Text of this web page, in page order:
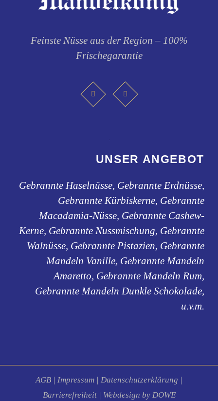
Feinste Nüsse aus der Region – 100%
Frischegarantie
UNSER ANGEBOT
Gebrannte Haselnüsse, Gebrannte Erdnüsse,
Gebrannte Kürbiskerne, Gebrannte
Macadamia-Nüsse, Gebrannte Cashew-
Kerne, Gebrannte Nussmischung, Gebrannte
Walnüsse, Gebrannte Pistazien, Gebrannte
Mandeln Vanille, Gebrannte Mandeln
Amaretto, Gebrannte Mandeln Rum,
Gebrannte Mandeln Dunkle Schokolade,
u.v.m.
AGB | Impressum | Datenschutzerklärung |
Barrierefreiheit| Webdesign by DOWE